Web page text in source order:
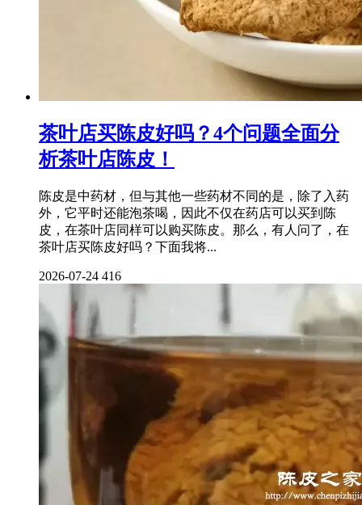
茶叶店买陈皮好吗？4个问题全面分
析茶叶店陈皮！
陈皮是中药材，但与其他一些药材不同的是，除了入药
外，它平时还能泡茶喝，因此不仅在药店可以买到陈
皮，在茶叶店同样可以购买陈皮。那么，有人问了，在
茶叶店买陈皮好吗？下面我将...
2026-07-24 416